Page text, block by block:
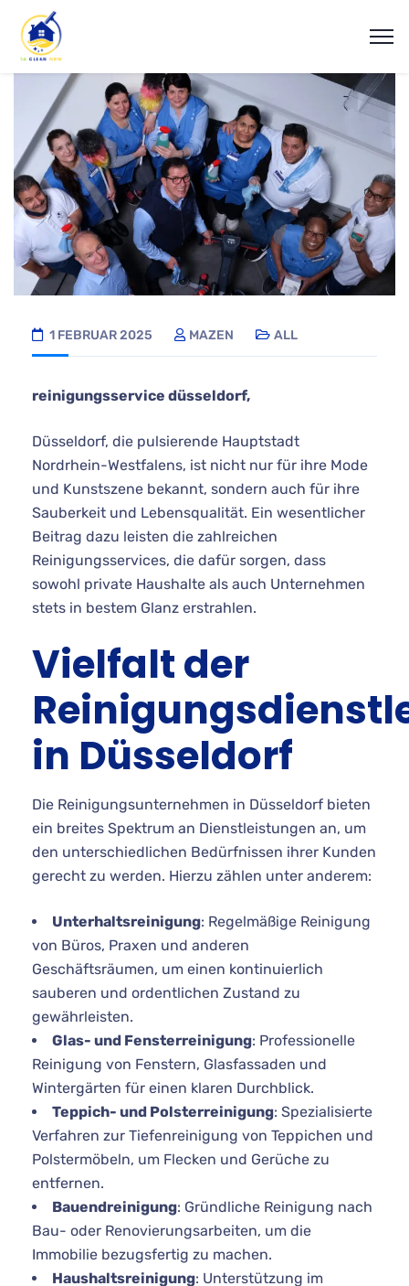
1 FEBRUAR 2025 MAZEN ALL
reinigungsservice düsseldorf,
Düsseldorf, die pulsierende Hauptstadt
Nordrhein-Westfalens, ist nicht nur für ihre Mode
und Kunstszene bekannt, sondern auch für ihre
Sauberkeit und Lebensqualität. Ein wesentlicher
Beitrag dazu leisten die zahlreichen
Reinigungsservices, die dafür sorgen, dass
sowohl private Haushalte als auch Unternehmen
stets in bestem Glanz erstrahlen.
Vielfalt der
in Düsseldorf
Die Reinigungsunternehmen in Düsseldorf bieten
ein breites Spektrum an Dienstleistungen an, um
den unterschiedlichen Bedürfnissen ihrer Kunden
gerecht zu werden. Hierzu zählen unter anderem:
Unterhaltsreinigung: Regelmäßige Reinigung
von Büros, Praxen und anderen
Geschäftsräumen, um einen kontinuierlich
sauberen und ordentlichen Zustand zu
gewährleisten.
Glas- und Fensterreinigung: Professionelle
Reinigung von Fenstern, Glasfassaden und
Wintergärten für einen klaren Durchblick.
Teppich- und Polsterreinigung: Spezialisierte
Verfahren zur Tiefenreinigung von Teppichen und
Polstermöbeln, um Flecken und Gerüche zu
entfernen.
Bauendreinigung: Gründliche Reinigung nach
Bau- oder Renovierungsarbeiten, um die
Immobilie bezugsfertig zu machen.
Haushaltsreinigung: Unterstützung im